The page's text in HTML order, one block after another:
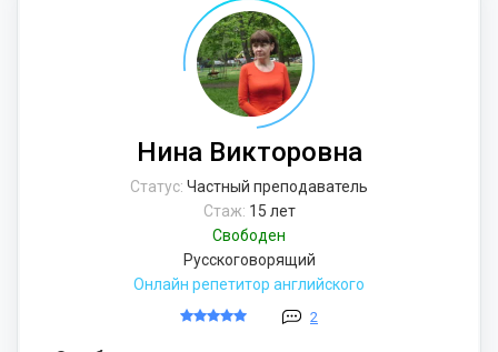
Нина Викторовна
Статус: Частный преподаватель
Стаж: 15 лет
Свободен
Русскоговорящий
Онлайн репетитор английского
2